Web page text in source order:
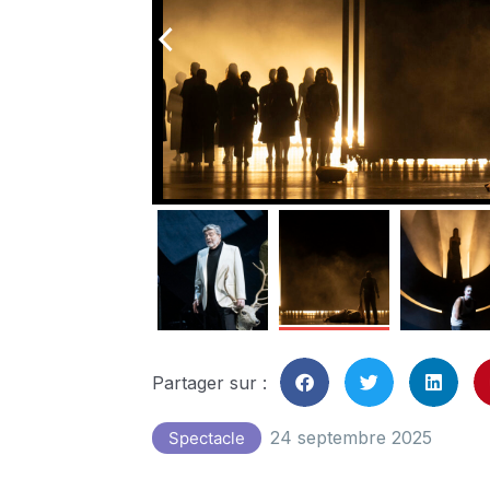
arrow_back_ios
Partager sur :
Spectacle 24 septembre 2025